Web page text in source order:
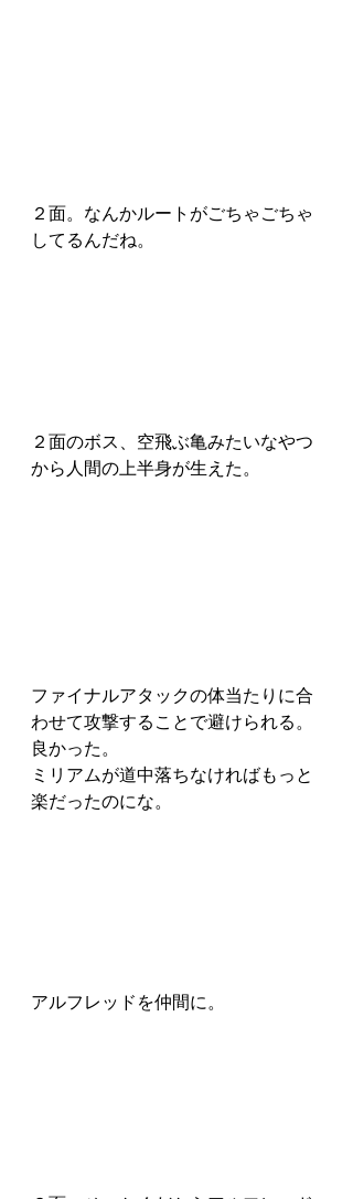
２面。なんかルートがごちゃごちゃ
してるんだね。
２面のボス、空飛ぶ亀みたいなやつ
から人間の上半身が生えた。
ファイナルアタックの体当たりに合
わせて攻撃することで避けられる。
良かった。
ミリアムが道中落ちなければもっと
楽だったのにな。
アルフレッドを仲間に。